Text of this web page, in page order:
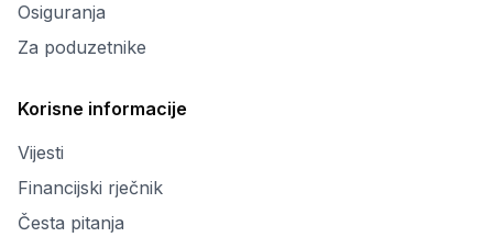
Osiguranja
Za poduzetnike
Korisne informacije
Vijesti
Financijski rječnik
Česta pitanja